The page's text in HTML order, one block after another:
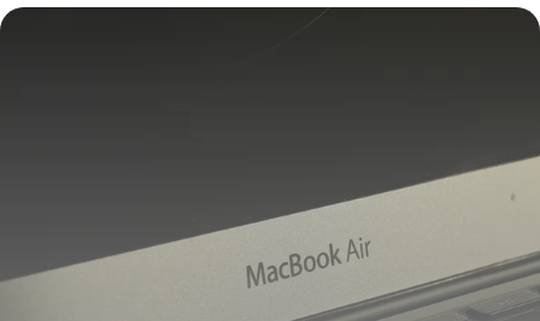
6 juin 2026